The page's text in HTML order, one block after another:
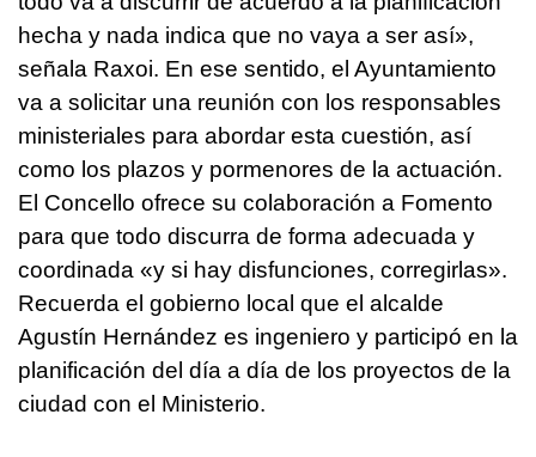
hecha y nada indica que no vaya a ser así»,
señala Raxoi. En ese sentido, el Ayuntamiento
va a solicitar una reunión con los responsables
ministeriales para abordar esta cuestión, así
como los plazos y pormenores de la actuación.
El Concello ofrece su colaboración a Fomento
para que todo discurra de forma adecuada y
coordinada «y si hay disfunciones, corregirlas».
Recuerda el gobierno local que el alcalde
Agustín Hernández es ingeniero y participó en la
planificación del día a día de los proyectos de la
ciudad con el Ministerio.